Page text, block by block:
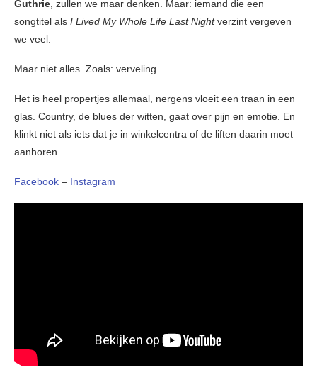
Guthrie, zullen we maar denken. Maar: iemand die een
songtitel als I Lived My Whole Life Last Nightverzint vergeven
we veel.
Maar niet alles. Zoals: verveling.
Het is heel propertjes allemaal, nergens vloeit een traan in een
glas. Country, de blues der witten, gaat over pijn en emotie. En
klinkt niet als iets dat je in winkelcentra of de liften daarin moet
aanhoren.
Facebook – Instagram